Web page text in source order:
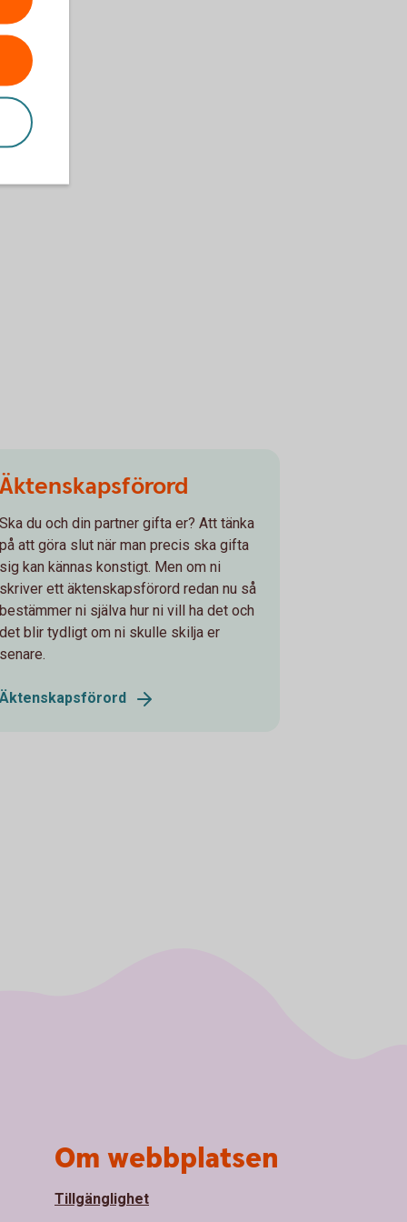
Äktenskapsförord
Ska du och din partner gifta er? Att tänka
på att göra slut när man precis ska gifta
sig kan kännas konstigt. Men om ni
skriver ett äktenskapsförord redan nu så
bestämmer ni själva hur ni vill ha det och
det blir tydligt om ni skulle skilja er
senare.
Äktenskapsförord
Om webbplatsen
Tillgänglighet